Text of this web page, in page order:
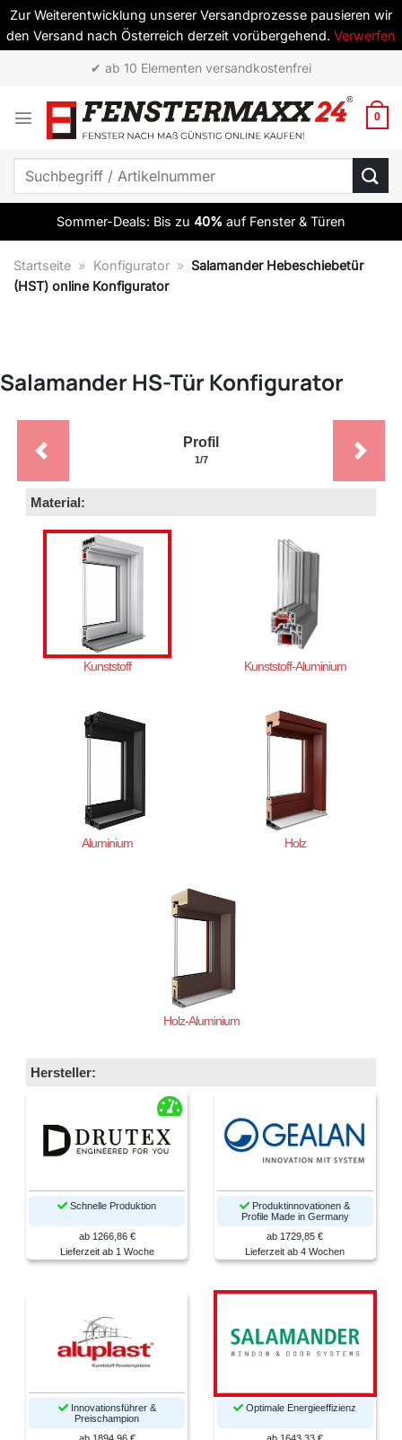
Zur Weiterentwicklung unserer Versandprozesse pausieren wir
den Versand nach Österreich derzeit vorübergehend. Verwerfen
springen
✔ Top Qualität zum besten Preis
0
Suchen
Sommer-Deals: Bis zu 40% auf Fenster & Türen
Startseite » Konfigurator » Salamander Hebeschiebetür
(HST) online Konfigurator
Salamander HS-Tür Konfigurator